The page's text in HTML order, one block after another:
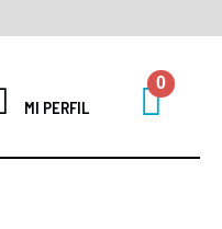
MI PERFIL